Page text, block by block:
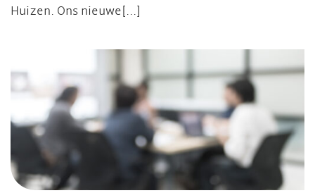
Huizen. Ons nieuwe[...]